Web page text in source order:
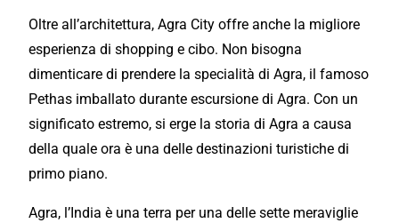
Oltre all’architettura, Agra City offre anche la migliore
esperienza di shopping e cibo. Non bisogna
dimenticare di prendere la specialità di Agra, ilfamoso
Pethas imballato durante escursione di Agra. Con un
significato estremo, si erge la storia di Agra a causa
della quale ora è una delledestinazioni turistiche di
primo piano.
Agra, l’India è una terra per una delle sette meraviglie